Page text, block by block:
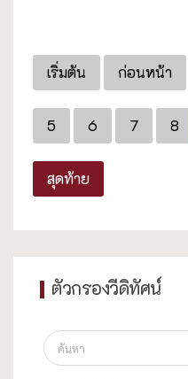
เริ่มต้น ก่อนหน้า
5 6 7 8
สุดท้าย
ตัวกรองวีดิทัศน์